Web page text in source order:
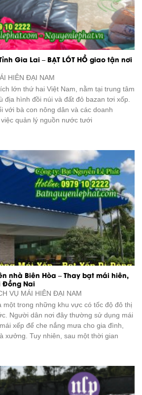
Gia Lai – BẠT LÓT HỒ giao tận nơi
HIÊN ĐẠI NAM
lớn thứ hai Việt Nam, nằm tại trung tâm
địa hình đồi núi và đất đỏ bazan tơi xốp.
với bà con nông dân và các doanh
quản lý nguồn nước tưới
nhà Biên Hòa – Thay bạt mái hiên,
Đồng Nai
VỤ MÁI HIÊN ĐẠI NAM
một trong những khu vực có tốc độ đô thị
Người dân nơi đây thường sử dụng mái
xếp để che nắng mưa cho gia đình,
xưởng. Tuy nhiên, sau một thời gian